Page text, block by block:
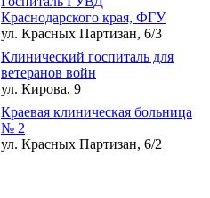
Краснодарского края, ФГУ
ул. Красных Партизан, 6/3
Клинический госпиталь для
ветеранов войн
ул. Кирова, 9
Краевая клиническая больница
№ 2
ул. Красных Партизан, 6/2